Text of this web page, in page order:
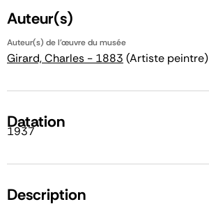
Auteur(s)
Auteur(s) de l'œuvre du musée
Girard, Charles - 1883 (Artiste peintre)
Datation
1937
Description